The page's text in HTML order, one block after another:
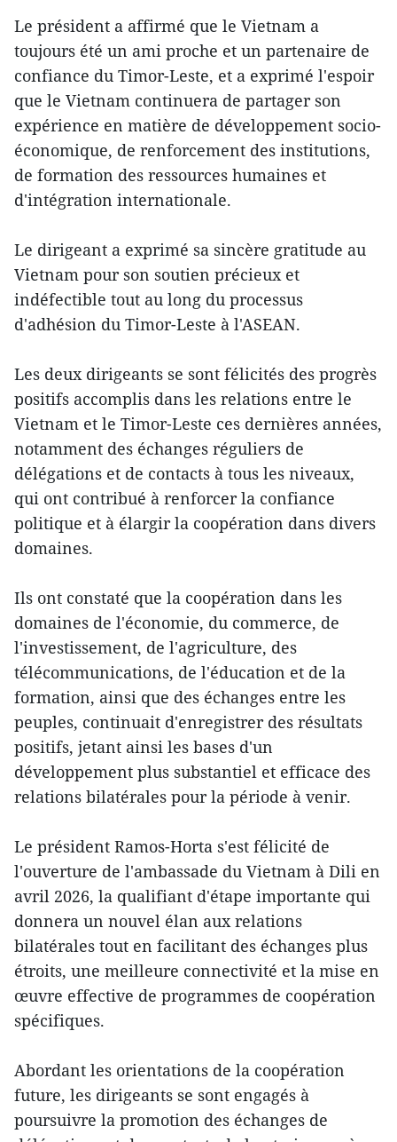
Le président a affirmé que le Vietnam a
toujours été un ami proche et un partenaire de
confiance du Timor-Leste, et a exprimé l'espoir
que le Vietnam continuera de partager son
expérience en matière de développement socio-
économique, de renforcement des institutions,
de formation des ressources humaines et
d'intégration internationale.
Le dirigeant a exprimé sa sincère gratitude au
Vietnam pour son soutien précieux et
indéfectible tout au long du processus
d'adhésion du Timor-Leste à l'ASEAN.
Les deux dirigeants se sont félicités des progrès
positifs accomplis dans les relations entre le
Vietnam et le Timor-Leste ces dernières années,
notamment des échanges réguliers de
délégations et de contacts à tous les niveaux,
qui ont contribué à renforcer la confiance
politique et à élargir la coopération dans divers
domaines.
Ils ont constaté que la coopération dans les
domaines de l'économie, du commerce, de
l'investissement, de l'agriculture, des
télécommunications, de l'éducation et de la
formation, ainsi que des échanges entre les
peuples, continuait d'enregistrer des résultats
positifs, jetant ainsi les bases d'un
développement plus substantiel et efficace des
relations bilatérales pour la période à venir.
Le président Ramos-Horta s'est félicité de
l'ouverture de l'ambassade du Vietnam à Dili en
avril 2026, la qualifiant d'étape importante qui
donnera un nouvel élan aux relations
bilatérales tout en facilitant des échanges plus
étroits, une meilleure connectivité et la mise en
œuvre effective de programmes de coopération
spécifiques.
Abordant les orientations de la coopération
future, les dirigeants se sont engagés à
poursuivre la promotion des échanges de